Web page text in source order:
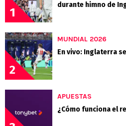
1
durante himno de
2
MUNDIAL 2026
En vivo: Inglaterra
APUESTAS
¿Cómo funciona el